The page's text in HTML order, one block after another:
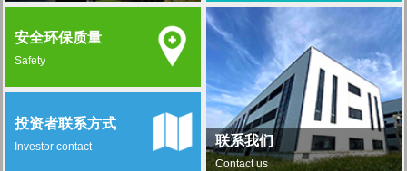
联系我们
Contact us
安全环保质量
Safety
投资者联系方式
Investor contact